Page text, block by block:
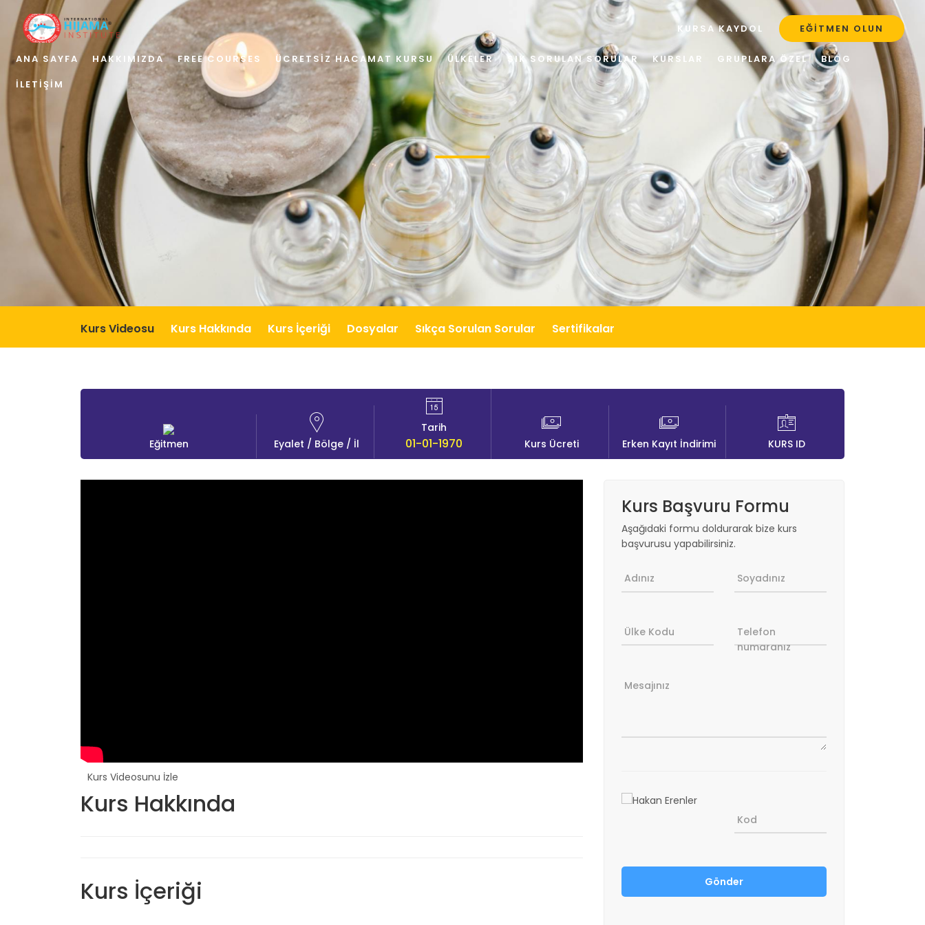
Kurs Videosu Kurs Hakkında Kurs İçeriği Dosyalar Sıkça Sorulan Sorular Sertifikalar
Eğitmen Eyalet / Bölge / İl
Tarih
01-01-1970 Kurs Ücreti Erken Kayıt İndirimi KURS ID
Kurs Videosunu İzle
Kurs Hakkında
Kurs İçeriği
Kurs Başvuru Formu
Aşağıdaki formu doldurarak bize kurs
başvurusu yapabilirsiniz.
Adınız Soyadınız
Ülke Kodu
Telefon
numaranız
Mesajınız
Kod
KURSA KAYDOL EĞITMEN OLUN
ANA SAYFA HAKKIMIZDA FREE COURSES ÜCRETSIZ HACAMAT KURSU ÜLKELER SIK SORULAN SORULAR KURSLAR GRUPLARA ÖZEL
BLOG
İLETIŞIM